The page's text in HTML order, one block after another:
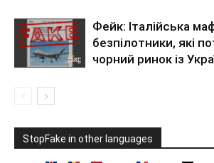
Фейк: Італійська
безпілотники, які
чорний ринок із
StopFake in other languages